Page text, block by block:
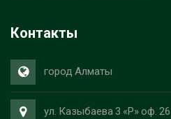
Контакты
город Алматы
ул. Казыбаева 3 «Р» оф. 26